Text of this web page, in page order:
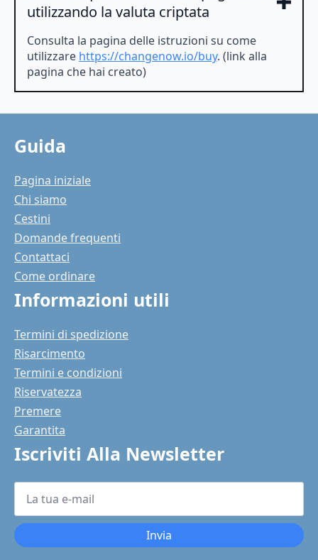
utilizzando la valuta criptata
Consulta la pagina delle istruzioni su come
utilizzare https://changenow.io/buy. (link alla
pagina che hai creato)
Guida
Pagina iniziale
Chi siamo
Cestini
Domande frequenti
Contattaci
Come ordinare
Informazioni utili
Termini di spedizione
Risarcimento
Termini e condizioni
Riservatezza
Premere
Garantita
Iscriviti Alla Newsletter
La
tua
mail
* Invia